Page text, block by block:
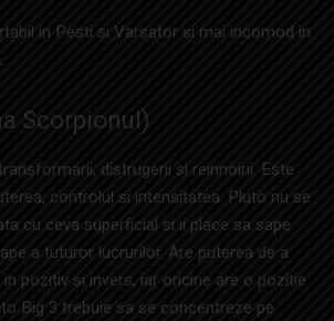
in Pesti si Varsator si mai incomod in
Scorpionul)
distrugerii si reinnoirii. Este
controlul si intensitatea. Pluto nu se
cu ceva superficial si ii place sa sape
a tuturor lucrurilor. Are puterea de a
pozitiv si invers, iar oricine are o pozitie
Big 3 trebuie sa se concentreze pe